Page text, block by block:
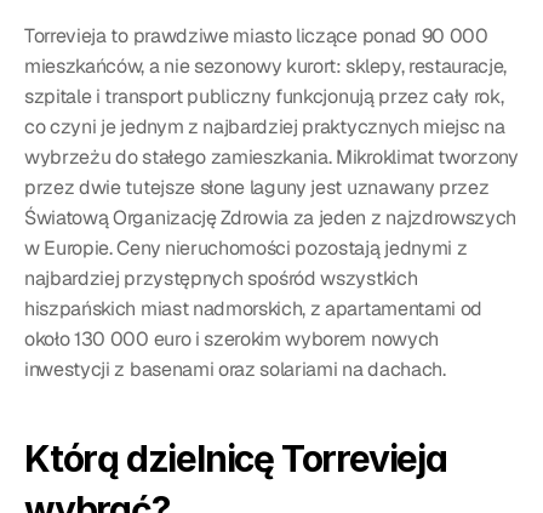
Torrevieja to prawdziwe miasto liczące ponad 90 000
mieszkańców, a nie sezonowy kurort: sklepy, restauracje,
szpitale i transport publiczny funkcjonują przez cały rok,
co czyni je jednym z najbardziej praktycznych miejsc na
wybrzeżu do stałego zamieszkania. Mikroklimat tworzony
przez dwie tutejsze słone laguny jest uznawany przez
Światową Organizację Zdrowia za jeden z najzdrowszych
w Europie. Ceny nieruchomości pozostają jednymi z
najbardziej przystępnych spośród wszystkich
hiszpańskich miast nadmorskich, z apartamentami od
około 130 000 euro i szerokim wyborem nowych
inwestycji z basenami oraz solariami na dachach.
Którą dzielnicę Torrevieja